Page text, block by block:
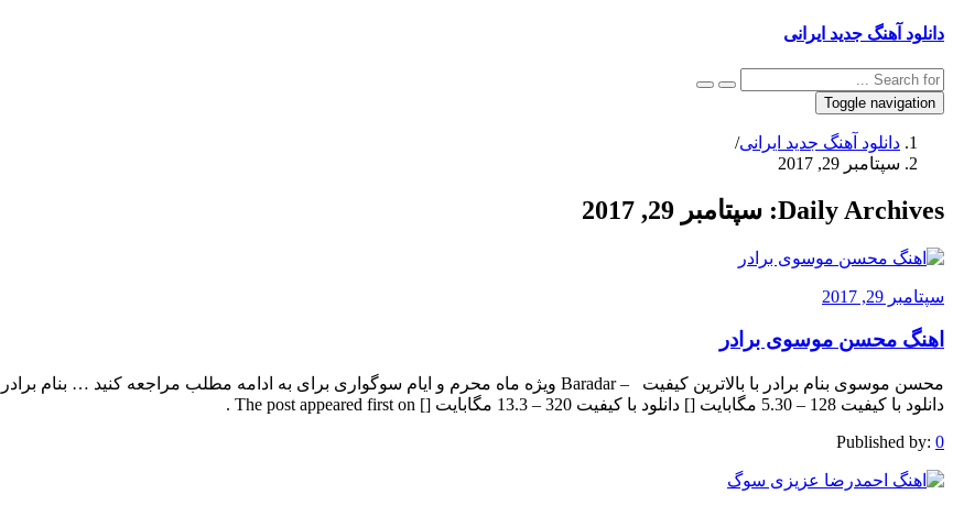
دانلود آهنگ جدید ایرانی
Toggle navigation
دانلود آهنگ جدید ایرانی/
سپتامبر 29, 2017
Daily Archives: سپتامبر 29, 2017
سپتامبر 29, 2017
اهنگ محسن موسوی برادر
محسن موسوی بنام برادر با بالاترین کیفیت – Baradar ویژه ماه محرم و ایام سوگواری برای به ادامه مطلب مراجعه کنید … بنام برادر
دانلود با کیفیت 128 – 5.30 مگابایت [] دانلود با کیفیت 320 – 13.3 مگابایت [] The post appeared first on .
Published by: 0